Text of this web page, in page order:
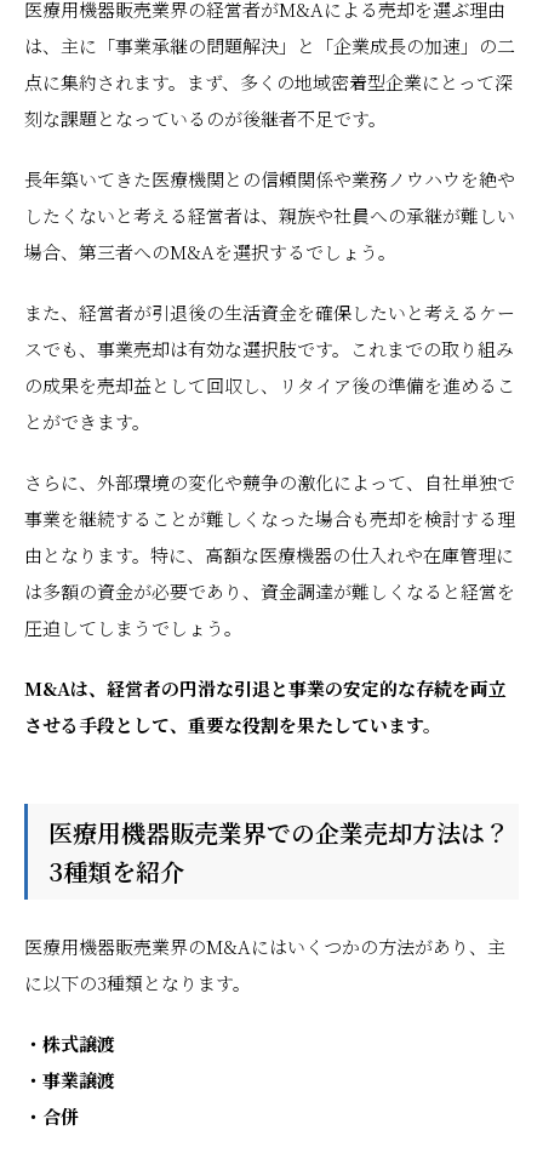
医療用機器販売業界の経営者がM&Aによる売却を選ぶ理由
は、主に「事業承継の問題解決」と「企業成長の加速」の二
点に集約されます。まず、多くの地域密着型企業にとって深
刻な課題となっているのが後継者不足です。
長年築いてきた医療機関との信頼関係や業務ノウハウを絶や
したくないと考える経営者は、親族や社員への承継が難しい
場合、第三者へのM&Aを選択するでしょう。
また、経営者が引退後の生活資金を確保したいと考えるケー
スでも、事業売却は有効な選択肢です。これまでの取り組み
の成果を売却益として回収し、リタイア後の準備を進めるこ
とができます。
さらに、外部環境の変化や競争の激化によって、自社単独で
事業を継続することが難しくなった場合も売却を検討する理
由となります。特に、高額な医療機器の仕入れや在庫管理に
は多額の資金が必要であり、資金調達が難しくなると経営を
圧迫してしまうでしょう。
M&Aは、経営者の円滑な引退と事業の安定的な存続を両立
させる手段として、重要な役割を果たしています。
医療用機器販売業界での企業売却方法は？
3種類を紹介
医療用機器販売業界のM&Aにはいくつかの方法があり、主
に以下の3種類となります。
・株式譲渡
・事業譲渡
・合併